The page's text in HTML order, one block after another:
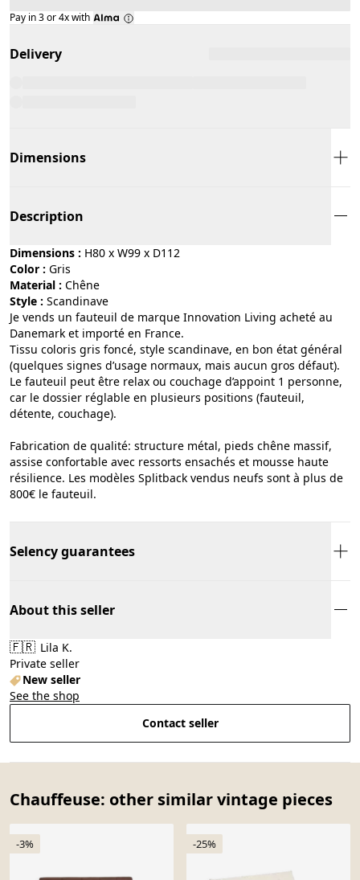
Pay in 3 or 4x with
Delivery
Dimensions
Description
Dimensions : H80 x W99 x D112
Color :
gris
Material :
chêne
Style :
scandinave
Je vends un fauteuil de marque Innovation Living acheté au
Danemark et importé en France.
Tissu coloris gris foncé, style scandinave, en bon état général
(quelques signes d’usage normaux, mais aucun gros défaut).
Le fauteuil peut être relax ou couchage d’appoint 1 personne,
car le dossier réglable en plusieurs positions (fauteuil,
détente, couchage).
Fabrication de qualité: structure métal, pieds chêne massif,
assise confortable avec ressorts ensachés et mousse haute
résilience. Les modèles Splitback vendus neufs sont à plus de
800€ le fauteuil.
Selency guarantees
About this seller
🇫🇷 Lila K.
Private seller
New seller
See the shop
Contact seller
Chauffeuse: other similar vintage pieces
-3% -25%